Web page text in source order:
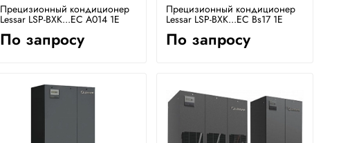
Прецизионный кондиционер
Lessar LSP-BXK...EC A014 1E
По запросу
Прецизионный кондиционер
Lessar LSP-BXK...EC Bs17 1E
По запросу